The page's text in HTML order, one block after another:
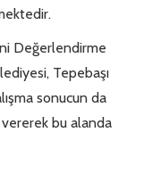
Değerlendirme
Tepebaşı
sonucun da
vererek bu alanda